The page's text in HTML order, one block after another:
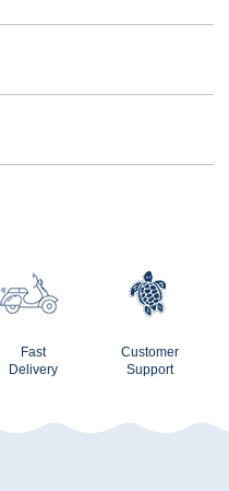
Fast
Delivery
Customer
Support